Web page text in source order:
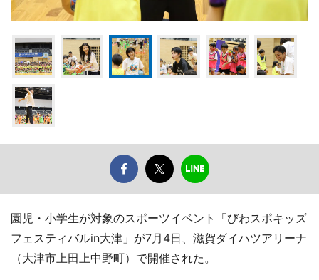
園児・小学生が対象のスポーツイベント「びわスポキッズ
フェスティバルin大津」が7月4日、滋賀ダイハツアリーナ
（大津市上田上中野町）で開催された。